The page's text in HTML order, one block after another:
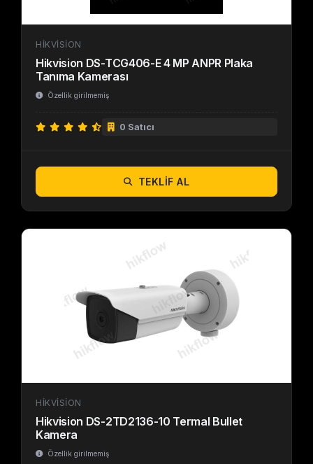
HIKVISION
Hikvision DS-TCG406-E 4 MP ANPR Plaka
Tanıma Kamerası
Özellik girilmemiş
0 Satıcı
TEKLIF AL
HIKVISION
Hikvision DS-2TD2136-10 Termal Bullet
Kamera
Özellik girilmemiş